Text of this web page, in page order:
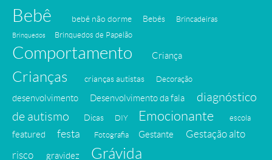
Bebê
bebê não dorme Bebês Brincadeiras
Brinquedos Brinquedos de Papelão
Comportamento Criança
Crianças crianças autistas Decoração
desenvolvimento Desenvolvimento da fala
diagnóstico
de autismo
Dicas DIY Emocionante escola
featured festa Fotografia Gestante
Gestação alto
risco
gravidez Grávida